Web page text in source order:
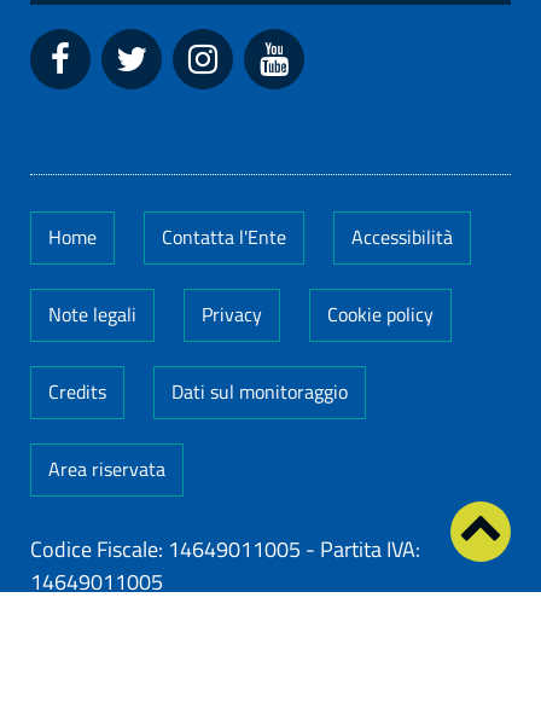
Home Contatta l'Ente Accessibilità
Note legali Privacy Cookie policy
Credits Dati sul monitoraggio
Area riservata
Codice Fiscale: 14649011005 - Partita IVA:
14649011005